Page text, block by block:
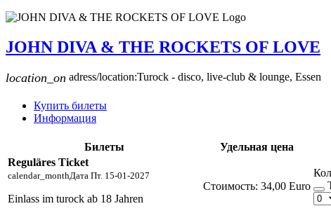
JOHN DIVA & THE ROCKETS OF LOVE
location_on adress/location:Turock - disco, live-club & lounge, Essen
Купить билеты
Информация
Билеты Удельная цена
Reguläres Ticket
calendar_monthДата Пт. 15-01-2027
Einlass im turock ab 18 Jahren
Стоимость: 34,00 Euro